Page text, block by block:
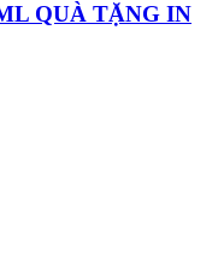
QUÀ TẶNG IN